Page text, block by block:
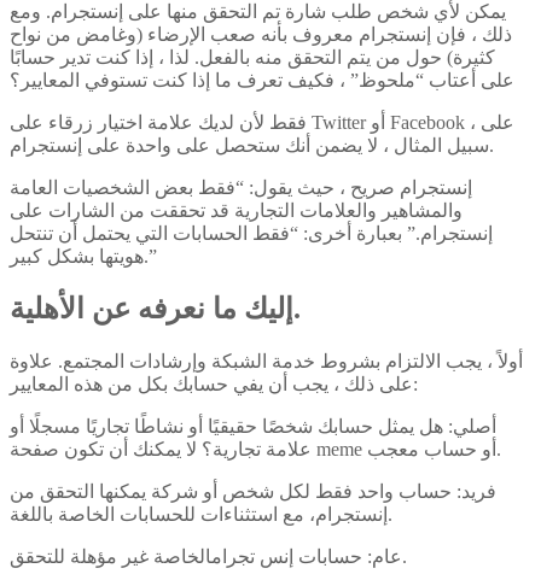
يمكن لأي شخص طلب شارة تم التحقق منها على إنستجرام. ومع
ذلك ، فإن إنستجرام معروف بأنه صعب الإرضاء (وغامض من نواح
كثيرة) حول من يتم التحقق منه بالفعل. لذا ، إذا كنت تدير حسابًا
على أعتاب “ملحوظ” ، فكيف تعرف ما إذا كنت تستوفي المعايير؟
فقط لأن لديك علامة اختيار زرقاء على Twitter أو Facebook ، على
سبيل المثال ، لا يضمن أنك ستحصل على واحدة على إنستجرام.
إنستجرام صريح ، حيث يقول: “فقط بعض الشخصيات العامة
والمشاهير والعلامات التجارية قد تحققت من الشارات على
إنستجرام.” بعبارة أخرى: “فقط الحسابات التي يحتمل أن تنتحل
هويتها بشكل كبير.”
إليك ما نعرفه عن الأهلية.
أولاً ، يجب الالتزام بشروط خدمة الشبكة وإرشادات المجتمع. علاوة
على ذلك ، يجب أن يفي حسابك بكل من هذه المعايير:
أصلي: هل يمثل حسابك شخصًا حقيقيًا أو نشاطًا تجاريًا مسجلًا أو
علامة تجارية؟ لا يمكنك أن تكون صفحة meme أو حساب معجب.
فريد: حساب واحد فقط لكل شخص أو شركة يمكنها التحقق من
إنستجرام، مع استثناءات للحسابات الخاصة باللغة.
عام: حسابات إنس تجرامالخاصة غير مؤهلة للتحقق.